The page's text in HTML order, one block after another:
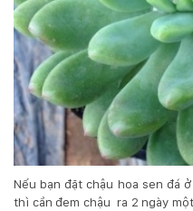
Hotline
:
0931.914.968
hoasenvietdn@gmail.com
Nếu bạn đặt chậu hoa sen đá
thì cần đem chậu ra 2 ngày